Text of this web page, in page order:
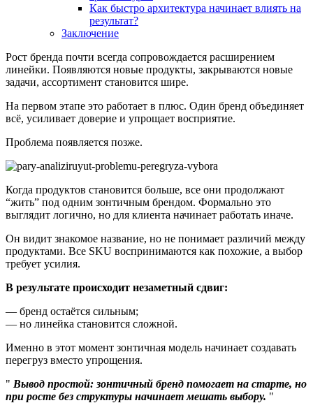
Как быстро архитектура начинает влиять на
результат?
Заключение
Рост бренда почти всегда сопровождается расширением
линейки. Появляются новые продукты, закрываются новые
задачи, ассортимент становится шире.
На первом этапе это работает в плюс. Один бренд объединяет
всё, усиливает доверие и упрощает восприятие.
Проблема появляется позже.
Когда продуктов становится больше, все они продолжают
“жить” под одним зонтичным брендом. Формально это
выглядит логично, но для клиента начинает работать иначе.
Он видит знакомое название, но не понимает различий между
продуктами. Все SKU воспринимаются как похожие, а выбор
требует усилия.
В результате происходит незаметный сдвиг:
— бренд остаётся сильным;
— но линейка становится сложной.
Именно в этот момент зонтичная модель начинает создавать
перегруз вместо упрощения.
Вывод простой: зонтичный бренд помогает на старте, но
при росте без структуры начинает мешать выбору.